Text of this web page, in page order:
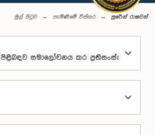
මුල් පිටුව පැමිණීමේ විස්තර සුරේන් රාඝවන්